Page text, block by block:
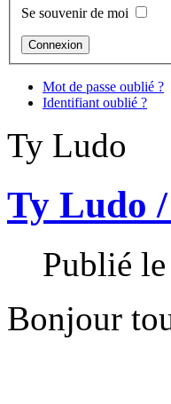
Se souvenir de moi
Mot de passe oublié ?
Identifiant oublié ?
Ty Ludo
Ty Ludo /
Publié
Bonjour